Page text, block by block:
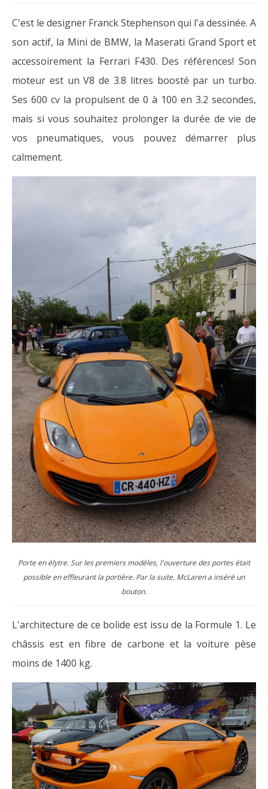
C'est le designer Franck Stephenson qui l'a dessinée. A
son actif, la Mini de BMW, la Maserati Grand Sport et
accessoirement la Ferrari F430. Des références! Son
moteur est un V8 de 3.8 litres boosté par un turbo.
Ses 600 cv la propulsent de 0 à 100 en 3.2 secondes,
mais si vous souhaitez prolonger la durée de vie de
vos pneumatiques, vous pouvez démarrer plus
calmement.
Porte en élytre. Sur les premiers modèles, l'ouverture des portes était
possible en effleurant la portière. Par la suite, McLaren a inséré un
bouton.
L'architecture de ce bolide est issu de la Formule 1. Le
châssis est en fibre de carbone et la voiture pèse
moins de 1400 kg.